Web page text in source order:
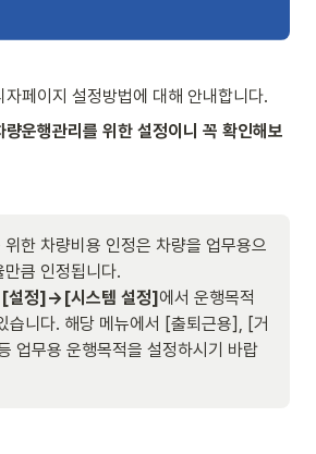
페이지 설정방법에 대해 안내합니다.
운행관리를 위한 설정이니 꼭 확인해보
위한 차량비용 인정은 차량을 업무용으
큼 인정됩니다.
[설정] →[시스템 설정] 에서 운행목적
습니다. 해당 메뉴에서 [출퇴근용], [거
업무용 운행목적을 설정하시기 바랍